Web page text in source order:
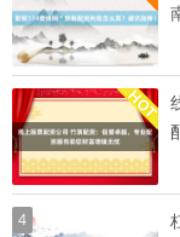
4